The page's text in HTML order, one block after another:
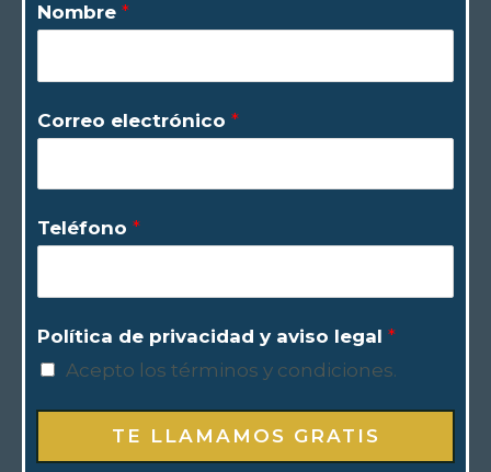
Nombre *
Correo electrónico *
Teléfono *
Política de privacidad y aviso legal *
Acepto los términos y condiciones.
TE LLAMAMOS GRATIS